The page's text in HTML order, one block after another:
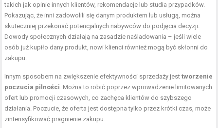
takich jak opinie innych klientów, rekomendacje lub studia przypadków.
Pokazując, że inni zadowolili się danym produktem lub usługą, można
skuteczniej przekonać potencjalnych nabywców do podjęcia decyzji.
Dowody społecznych działają na zasadzie naśladowania – jeśli wiele
osób już kupiło dany produkt, nowi klienci również mogą być skłonni do
zakupu.
Innym sposobem na zwiększenie efektywności sprzedaży jesttworzenie
poczucia pilności . Można to robić poprzez wprowadzenie limitowanych
ofert lub promocji czasowych, co zachęca klientów do szybszego
działania. Poczucie, że oferta jest dostępna tylko przez krótki czas, może
zintensyfikować pragnienie zakupu.